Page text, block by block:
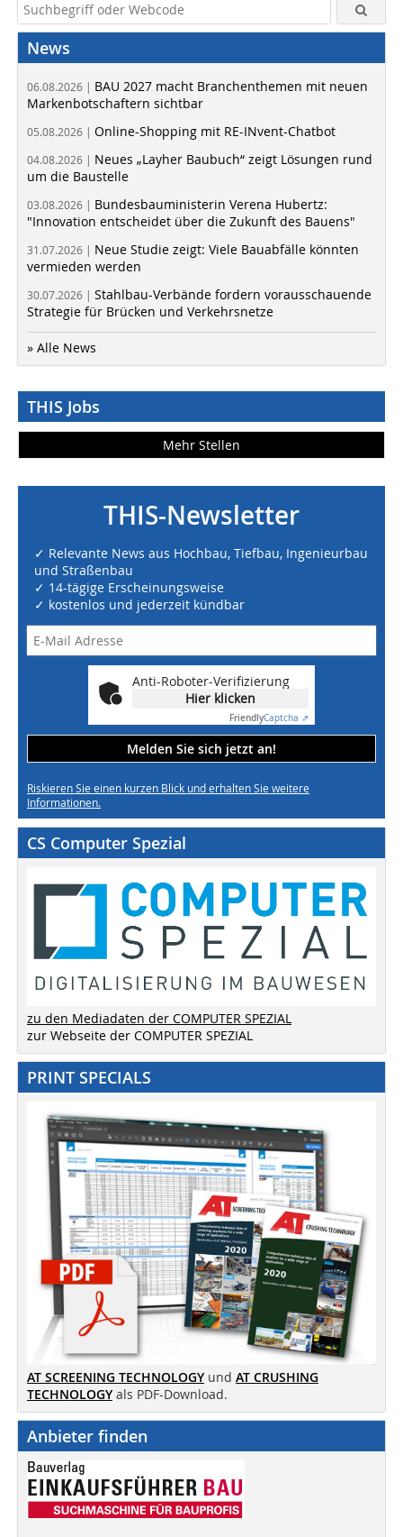
News
06.08.2026 | BAU 2027 macht Branchenthemen mit neuen
Markenbotschaftern sichtbar
05.08.2026 | Online-Shopping mit RE-INvent-Chatbot
04.08.2026 | Neues „Layher Baubuch“ zeigt Lösungen rund
um die Baustelle
03.08.2026 | Bundesbauministerin Verena Hubertz:
"Innovation entscheidet über die Zukunft des Bauens"
31.07.2026 | Neue Studie zeigt: Viele Bauabfälle könnten
vermieden werden
30.07.2026 | Stahlbau-Verbände fordern vorausschauende
Strategie für Brücken und Verkehrsnetze
» Alle News
THIS Jobs
Mehr Stellen
THIS-Newsletter
✓ Relevante News aus Hochbau, Tiefbau, Ingenieurbau
und Straßenbau
✓ 14-tägige Erscheinungsweise
✓ kostenlos und jederzeit kündbar
Anti-Roboter-Verifizierung
Hier klicken
FriendlyCaptcha ⇗
Melden Sie sich jetzt an!
Riskieren Sie einen kurzen Blick und erhalten Sie weitere
Informationen.
CS Computer Spezial
zu den Mediadaten der COMPUTER SPEZIAL
zur Webseite der COMPUTER SPEZIAL
PRINT SPECIALS
AT SCREENING TECHNOLOGY und AT CRUSHING
TECHNOLOGY als PDF-Download.
Anbieter finden